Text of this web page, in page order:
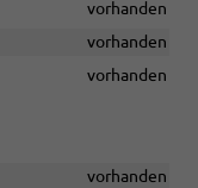
(4x2),
225/50
(4x4)
vorhanden
vorhanden
vorhanden
vorhanden